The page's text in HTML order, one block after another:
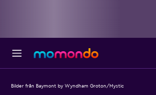
Bilder från Baymont by Wyndham Groton/Mystic